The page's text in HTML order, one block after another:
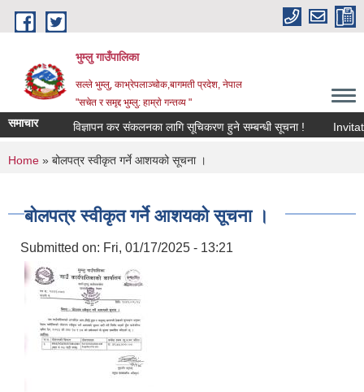
Skip to main content
भुम्लु गाउँपालिका
सल्ले भुम्लु, काभ्रेपलाञ्चोक,बागमती प्रदेश, नेपाल
"सचेत र समृद्द भुम्लु: हाम्राे गन्तव्य "
समाचार विज्ञापन कर संकलनका लागि सूचिकरण हुने सम्बन्धी सूचना !
You are here
Home » बोलपत्र स्वीकृत गर्ने आशयको सूचना ।
बोलपत्र स्वीकृत गर्ने आशयको सूचना ।
Submitted on: Fri, 01/17/2025 - 13:21